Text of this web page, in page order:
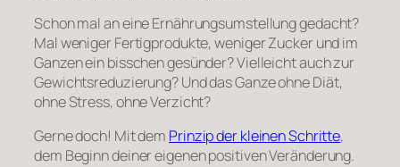
Schon mal an eine Ernährungsumstellung gedacht?
Mal weniger Fertigprodukte, weniger Zucker und im
Ganzen ein bisschen gesünder? Vielleicht auch zur
Gewichtsreduzierung? Und das Ganze ohne Diät,
ohne Stress, ohne Verzicht?
Gerne doch! Mit dem Prinzip der kleinen Schritte,
dem Beginn deiner eigenen positiven Veränderung.